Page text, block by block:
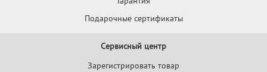
Подарочные сертификаты
Сервисный центр
Зарегистрировать товар